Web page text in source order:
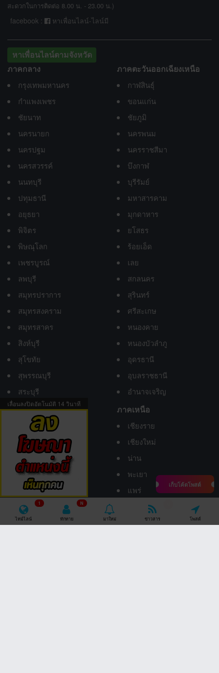
เก็บโค้ดโพสต์
1
ไทม์ไลน์
N
ทักทาย มาใหม่ ข่าวสาร โพสต์
เลื่อนลงปิดอัตโนมัติ 13 วินาที
สะดวกในการติดต่อ 8.00 น. - 23.00 น.)
facebook : หาเพื่อนไลน์-ไลน์มี
หาเพื่อนไลน์ตามจังหวัด
ภาคกลาง
กรุงเทพมหานคร
กำแพงเพชร
ชัยนาท
นครนายก
นครปฐม
นครสวรรค์
นนทบุรี
ปทุมธานี
อยุธยา
พิจิตร
พิษณุโลก
เพชรบูรณ์
ลพบุรี
สมุทรปราการ
สมุทรสงคราม
สมุทรสาคร
สิงห์บุรี
สุโขทัย
สุพรรณบุรี
สระบุรี
อ่างทอง
อุทัยธานี
ภาคตะวันออกเฉียงเหนือ
กาฬสินธุ์
ขอนแก่น
ชัยภูมิ
นครพนม
นครราชสีมา
บึงกาฬ
บุรีรัมย์
มหาสารคาม
มุกดาหาร
ยโสธร
ร้อยเอ็ด
เลย
สกลนคร
สุรินทร์
ศรีสะเกษ
หนองคาย
หนองบัวลำภู
อุดรธานี
อุบลราชธานี
อำนาจเจริญ
ภาคเหนือ
เชียงราย
เชียงใหม่
น่าน
พะเยา
แพร่
แม่ฮ่องสอน
ลำปาง